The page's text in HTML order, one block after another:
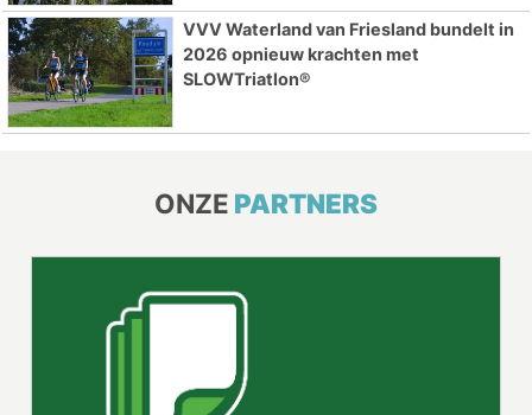
VVV Waterland van Friesland bundelt in
2026 opnieuw krachten met
SLOWTriatlon®
ONZE PARTNERS